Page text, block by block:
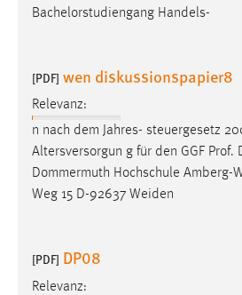
Bachelorstudiengang Handels-
[PDF] wen diskussionspapier8
Relevanz:
n nach dem Jahres- steuergesetz
Altersversorgun g für den GGF Prof.
Dommermuth Hochschule Amberg-
Weg 15 D-92637 Weiden
[PDF] DP08
Relevanz: